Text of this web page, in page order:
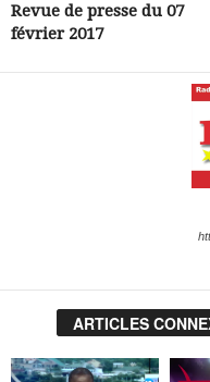
Revue de presse du 07
février 2017
ARTICLES